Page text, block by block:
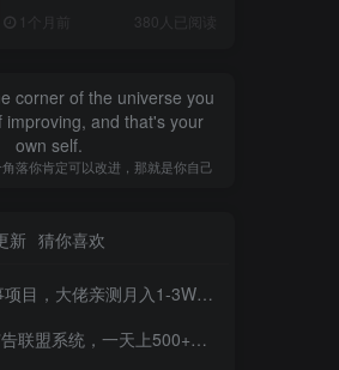
己的软件
1个月前 380人已阅读
corner of the universe you
improving, and that's your
own self.
落你肯定可以改进，那就是你自己
新 猜你喜欢
，零基础教你用AI批量产出优质短故事，实现一稿多吃多渠道变现
一天上500+广告，让你的投放更加高效简单！